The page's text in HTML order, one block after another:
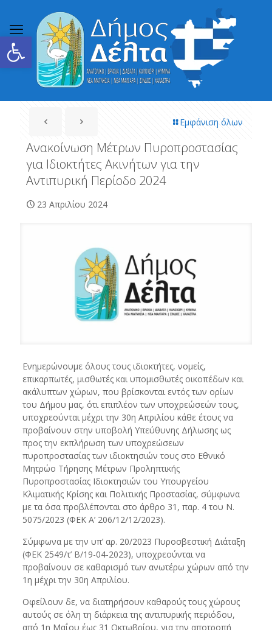
Ανοίξτε τη γραμμή εργαλείων
Εμφάνιση όλων
Ανακοίνωση Μέτρων Πυροπροστασίας
για Ιδιοκτήτες Ακινήτων για την
Αντιπυρική Περίοδο 2024
23 Απριλίου 2024
Ενημερώνουμε όλους τους ιδιοκτήτες, νομείς,
επικαρπωτές, μισθωτές και υπομισθωτές οικοπέδων και
ακάλυπτων χώρων, που βρίσκονται εντός των ορίων
του Δήμου μας, ότι επιπλέον των υποχρεώσεών τους,
υποχρεούνται μέχρι την 30η Απριλίου κάθε έτους να
προβαίνουν στην υποβολή Υπεύθυνης Δήλωσης ως
προς την εκπλήρωση των υποχρεώσεων
πυροπροστασίας των ιδιοκτησιών τους στο Εθνικό
Μητρώο Τήρησης Μέτρων Προληπτικής
Πυροπροστασίας Ιδιοκτησιών του Υπουργείου
Κλιματικής Κρίσης και Πολιτικής Προστασίας, σύμφωνα
με τα όσα προβλέπονται στο άρθρο 31, παρ. 4 του Ν.
5075/2023 (ΦΕΚ Α’ 206/12/12/2023).
Σύμφωνα με την υπ’ αρ. 20/2023 Πυροσβεστική Διάταξη
(ΦΕΚ 2549/τ’ Β/19-04-2023), υποχρεούνται να
προβαίνουν σε καθαρισμό των ανωτέρω χώρων από την
1η μέχρι την 30η Απριλίου.
Οφείλουν δε, να διατηρήσουν καθαρούς τους χώρους
αυτούς σε όλη τη διάρκεια της αντιπυρικής περιόδου,
από 1η Μαΐου έως 31 Οκτωβρίου, για την αποτροπή